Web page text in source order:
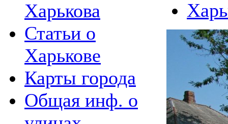
Харькова
Статьи о
Харькове
Карты города
Общая инф. о